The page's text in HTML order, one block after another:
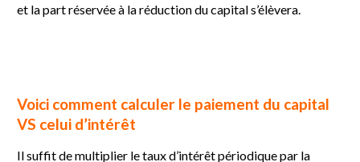
et la part réservée à la réduction du capital s’élèvera.
Voici comment calculer le paiement du capital
VS celui d’intérêt
Il suffit de multiplier le taux d’intérêt périodique par la